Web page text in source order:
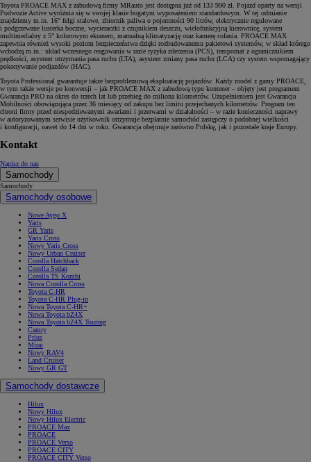
Toyota PROACE MAX z zabudową firmy MRauto jest dostępna już od 133 990 zł. Pojazd oparty na wersji
Podwozie Active wyróżnia się w swojej klasie bogatym wyposażeniem standardowym. W tej odmianie
znajdziemy m.in. 16" felgi stalowe, zbiornik paliwa o pojemności 90 litrów, elektrycznie regulowane
i podgrzewane lusterka boczne, wycieraczki z czujnikiem deszczu, wielofunkcyjną kierownicę, system
multimedialny z 5" kolorowym ekranem, manualną klimatyzację oraz kamerę cofania. PROACE MAX
zapewnia również wysoki poziom bezpieczeństwa dzięki rozbudowanemu pakietowi systemów, w skład którego
wchodzą m.in.: układ wczesnego reagowania w razie ryzyka zderzenia (PCS), tempomat z ogranicznikiem
prędkości, asystent utrzymania pasa ruchu (LTA), asystent zmiany pasa ruchu (LCA) czy system wspomagający
pokonywanie podjazdów (HAC).
Toyota Professional gwarantuje także bezproblemową eksploatację pojazdów. Każdy model z gamy PROACE,
w tym także wersje po konwersji – jak PROACE MAX z zabudową typu kontener – objęty jest programem
Gwarancja PRO na okres do trzech lat lub przebieg do miliona kilometrów. Uzupełnieniem jest Gwarancja
Mobilności obowiązująca przez 36 miesięcy od zakupu bez limitu przejechanych kilometrów. Program ten
chroni firmy przed niespodziewanymi awariami i przerwami w działalności – w razie konieczności naprawy
w autoryzowanym serwisie użytkownik otrzymuje bezpłatnie samochód zastępczy o podobnej wielkości
i konfiguracji, nawet do 14 dni w roku. Gwarancja obejmuje zarówno Polskę, jak i pozostałe kraje Europy.
Kontakt
Napisz do nas
Samochody
Samochody
Samochody osobowe
Nowe Aygo X
Yaris
GR Yaris
Yaris Cross
Nowy Yaris Cross
Nowy Urban Cruiser
Corolla Hatchback
Corolla Sedan
Corolla TS Kombi
Nowa Corolla Cross
Toyota C-HR
Toyota C-HR Plug-in
Nowa Toyota C-HR+
Nowa Toyota bZ4X
Nowa Toyota bZ4X Touring
Camry
Prius
Mirai
Nowy RAV4
Land Cruiser
Nowy GR GT
Samochody dostawcze
Hilux
Nowy Hilux
Nowy Hilux Electric
PROACE Max
PROACE
PROACE Verso
PROACE CITY
PROACE CITY Verso